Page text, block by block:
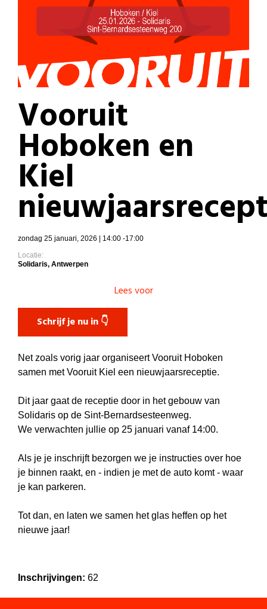
Vooruit
Hoboken en
Kiel
zondag 25 januari, 2026 | 14:00 -17:00
Locatie:
Solidaris, Antwerpen
Lees voor
Schrijf je nu in 👇
Net zoals vorig jaar organiseert Vooruit Hoboken
samen met Vooruit Kiel een nieuwjaarsreceptie.
Dit jaar gaat de receptie door in het gebouw van
Solidaris op de Sint-Bernardsesteenweg.
We verwachten jullie op 25 januari vanaf 14:00.
Als je je inschrijft bezorgen we je instructies over hoe
je binnen raakt, en - indien je met de auto komt - waar
je kan parkeren.
Tot dan, en laten we samen het glas heffen op het
nieuwe jaar!
Inschrijvingen: 62